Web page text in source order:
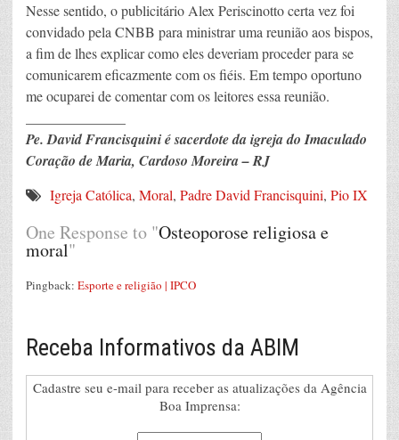
Nesse sentido, o publicitário Alex Periscinotto certa vez foi
convidado pela CNBB para ministrar uma reunião aos bispos,
a fim de lhes explicar como eles deveriam proceder para se
comunicarem eficazmente com os fiéis. Em tempo oportuno
me ocuparei de comentar com os leitores essa reunião.
Pe. David Francisquini é sacerdote da igreja do Imaculado
Coração de Maria, Cardoso Moreira – RJ
Igreja Católica, Moral, Padre David Francisquini, Pio IX
One Response to "Osteoporose religiosa e
moral"
Pingback: Esporte e religião | IPCO
Receba Informativos da ABIM
Cadastre seu e-mail para receber as atualizações da Agência
Boa Imprensa: